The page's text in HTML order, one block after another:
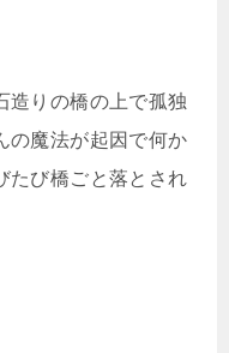
造りの橋の上で孤独
の魔法が起因で何か
たび橋ごと落とされ